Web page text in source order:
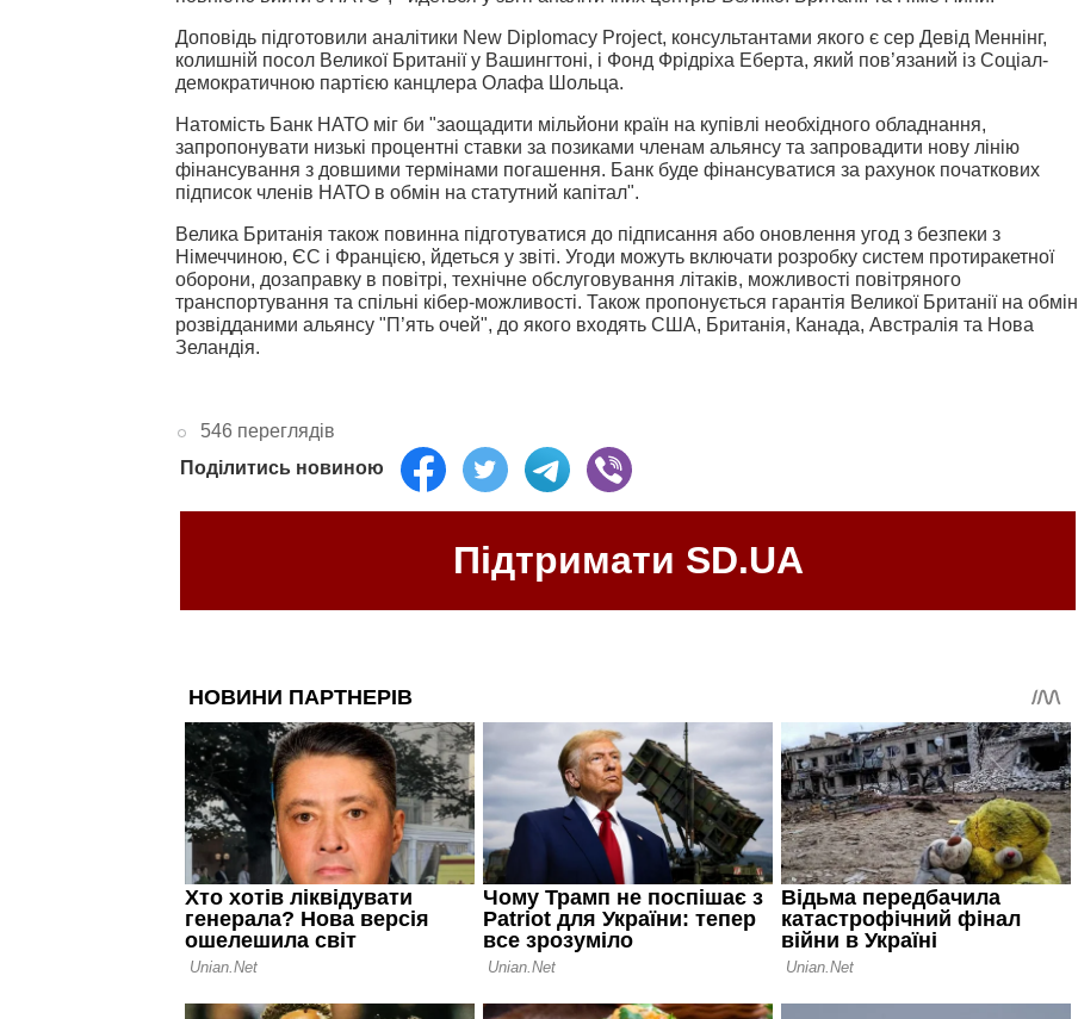
Доповідь підготовили аналітики New Diplomacy Project, консультантами якого є сер Девід Меннінг,
колишній посол Великої Британії у Вашингтоні, і Фонд Фрідріха Еберта, який пов’язаний із Соціал-
демократичною партією канцлера Олафа Шольца.
Натомість Банк НАТО міг би "заощадити мільйони країн на купівлі необхідного обладнання,
запропонувати низькі процентні ставки за позиками членам альянсу та запровадити нову лінію
фінансування з довшими термінами погашення. Банк буде фінансуватися за рахунок початкових
підписок членів НАТО в обмін на статутний капітал".
Велика Британія також повинна підготуватися до підписання або оновлення угод з безпеки з
Німеччиною, ЄС і Францією, йдеться у звіті. Угоди можуть включати розробку систем протиракетної
оборони, дозаправку в повітрі, технічне обслуговування літаків, можливості повітряного
транспортування та спільні кібер-можливості. Також пропонується гарантія Великої Британії на обмін
розвідданими альянсу "П’ять очей", до якого входять США, Британія, Канада, Австралія та Нова
Зеландія.
546 переглядів
Поділитись новиною
Підтримати SD.UA